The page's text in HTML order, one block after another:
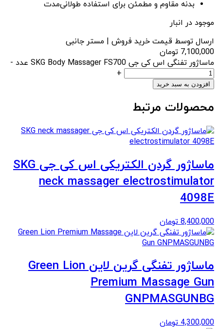
بدنه مقاوم و مطمئن برای استفاده طولانی‌مدت
موجود در انبار
ارسال توسط قیمت خرید فروش | مستر جانبی
7,100,000 تومان
ماساژور تفنگی اس کی جی SKG Body Massager FS700 عدد
-
+
افزودن به سبد خرید
محصولات مرتبط
ماساژور گردن الکتریکی اس کی جی SKG
neck massager electrostimulator
4098E
8,400,000 تومان
ماساژور تفنگی گرین لاین Green Lion
Premium Massage Gun
GNPMASGUNBG
4,300,000 تومان